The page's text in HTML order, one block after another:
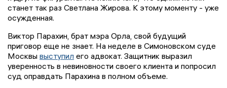
станет так раз Светлана Жирова. К этому моменту - уже
осужденная.
Виктор Парахин, брат мэра Орла, свой будущий
приговор еще не знает. На неделе в Симоновском суде
Москвы выступил его адвокат. Защитник выразил
уверенность в невиновности своего клиента и попросил
суд оправдать Парахина в полном объеме.